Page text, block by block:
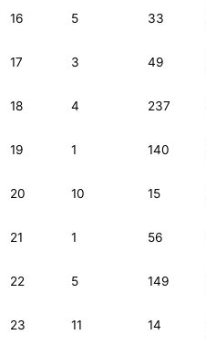
16 5 33
17 3 49
18 4 237
19 1 140
20 10 15
21 1 56
22 5 149
23 11 14